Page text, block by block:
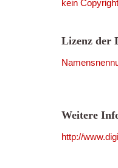
kein
Lizenz der
Weitere
http://